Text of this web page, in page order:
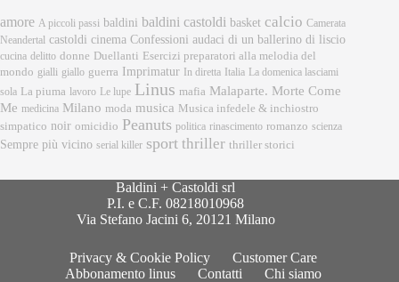
amore A piccoli passi baldini baldini castoldi basket calcio Camerata
Neandertal castoldi cinema Confessioni audaci di un ballerino di liscio
cucina delitto donne Duellanti Esercizi preparatori alla melodia del
mondo gialli giallo guerra Imprimatur In diretta Italia La domenica lasciami
sola La piuma lavoro Le lupe Linus mafia Malaparte. Morte Come
Me medicina Milano moda musica Musica infedele & inchiostro
simpatico noir omicidio Peanuts politica rinascimento romanzo scienza
Sempre più vicino serial killer sport thriller thriller storici
Baldini + Castoldi srl
P.I. e C.F. 08218010968
Via Stefano Jacini 6, 20121 Milano
Privacy & Cookie Policy
Customer Care
Abbonamento linus
Contatti Chi siamo